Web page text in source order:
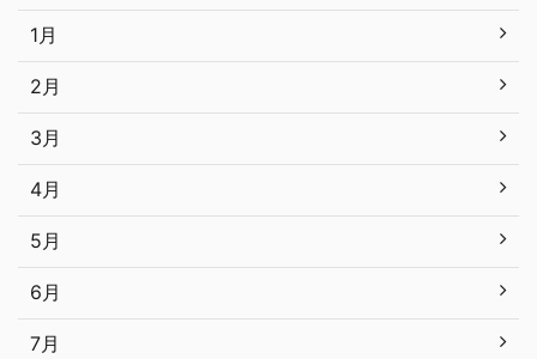
1月
2月
3月
4月
5月
6月
7月